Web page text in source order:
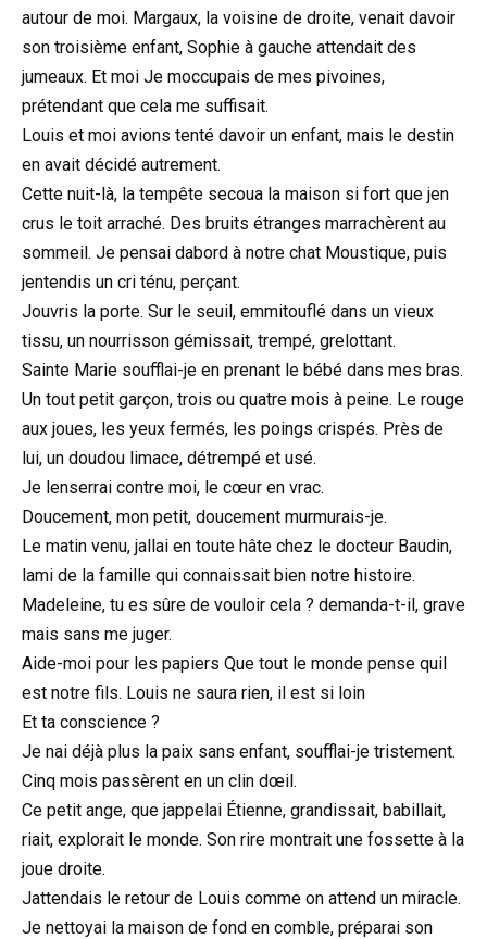
autour de moi. Margaux, la voisine de droite, venait davoir
son troisième enfant, Sophie à gauche attendait des
jumeaux. Et moi Je moccupais de mes pivoines,
prétendant que cela me suffisait.
Louis et moi avions tenté davoir un enfant, mais le destin
en avait décidé autrement.
Cette nuit-là, la tempête secoua la maison si fort que jen
crus le toit arraché. Des bruits étranges marrachèrent au
sommeil. Je pensai dabord à notre chat Moustique, puis
jentendis un cri ténu, perçant.
Jouvris la porte. Sur le seuil, emmitouflé dans un vieux
tissu, un nourrisson gémissait, trempé, grelottant.
Sainte Marie soufflai-je en prenant le bébé dans mes bras.
Un tout petit garçon, trois ou quatre mois à peine. Le rouge
aux joues, les yeux fermés, les poings crispés. Près de
lui, un doudou limace, détrempé et usé.
Je lenserrai contre moi, le cœur en vrac.
Doucement, mon petit, doucement murmurais-je.
Le matin venu, jallai en toute hâte chez le docteur Baudin,
lami de la famille qui connaissait bien notre histoire.
Madeleine, tu es sûre de vouloir cela ? demanda-t-il, grave
mais sans me juger.
Aide-moi pour les papiers Que tout le monde pense quil
est notre fils. Louis ne saura rien, il est si loin
Et ta conscience ?
Je nai déjà plus la paix sans enfant, soufflai-je tristement.
Cinq mois passèrent en un clin dœil.
Ce petit ange, que jappelai Étienne, grandissait, babillait,
riait, explorait le monde. Son rire montrait une fossette à la
joue droite.
Jattendais le retour de Louis comme on attend un miracle.
Je nettoyai la maison de fond en comble, préparai son